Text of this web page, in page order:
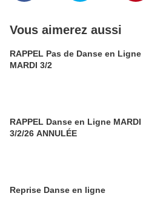
Vous aimerez aussi
RAPPEL Pas de Danse en Ligne ce
MARDI 3/2
RAPPEL Danse en Ligne MARDI
3/2/26 ANNULÉE
Reprise Danse en ligne